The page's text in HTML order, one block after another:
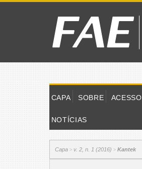
CAPA SOBRE ACESSO
NOTÍCIAS
Capa > v. 2, n. 1 (2016) > Kantek